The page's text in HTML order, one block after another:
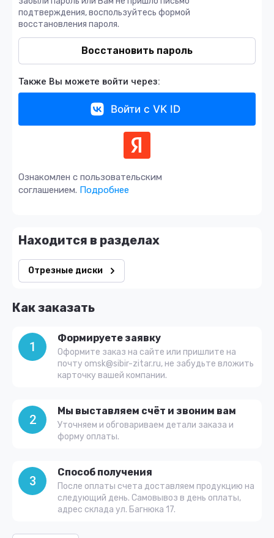
подтверждения, воспользуйтесь формой
восстановления пароля.
Восстановить пароль
Также Вы можете войти через:
Войти с VK ID
Ознакомлен с пользовательским
соглашением. Подробнее
Находится в разделах
Отрезные диски
Как заказать
1
Формируете заявку
Оформите заказ на сайте или пришлите на
почту omsk@sibir-zitar.ru, не забудьте вложить
карточку вашей компании.
2
Мы выставляем счёт и звоним вам
Уточняем и обговариваем детали заказа и
форму оплаты.
3
Способ получения
После оплаты счета доставляем продукцию на
следующий день. Самовывоз в день оплаты,
адрес склада ул. Багнюка 17.